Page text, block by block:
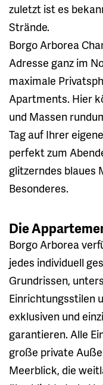
zuletzt ist es
Strände.
Borgo Arborea
Adresse ganz im
maximale
Apartments. Hier
und Massen
Tag auf Ihrer
perfekt zum
glitzerndes blaues
Besonderes.
Die
Borgo Arborea
jedes individuell
Grundrissen,
Einrichtungsstilen
exklusiven und
garantieren. Alle
große private
Meerblick, die